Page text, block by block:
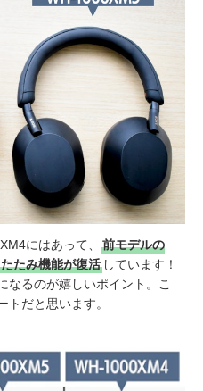
にはあって、
前モデルの
たみ機能が復活 しています！
なるのが嬉しいポイント。こ
だと思います。